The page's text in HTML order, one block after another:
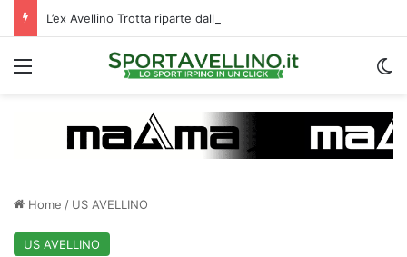
L’ex Avellino Trotta riparte dall’estero: i dettagli
Menu
Home / US AVELLINO
US AVELLINO